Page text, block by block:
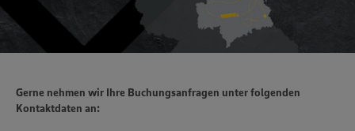
Gerne nehmen wir Ihre Buchungsanfragen unter folgenden
Kontaktdaten an: